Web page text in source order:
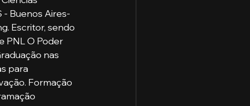
- Buenos Aires-
Escritor, sendo
PNL O Poder
nas
para
Formação